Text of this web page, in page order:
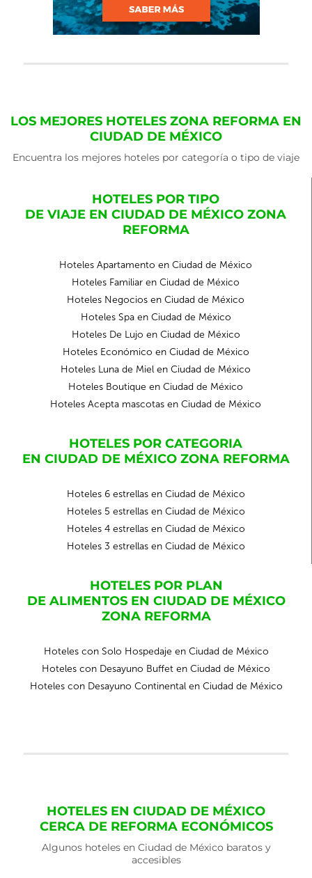
LOS MEJORES HOTELES ZONA REFORMA EN
CIUDAD DE MÉXICO
Encuentra los mejores hoteles por categoría o tipo de viaje
HOTELES POR TIPO
DE VIAJE EN CIUDAD DE MÉXICO ZONA
REFORMA
Hoteles Apartamento en Ciudad de México
Hoteles Familiar en Ciudad de México
Hoteles Negocios en Ciudad de México
Hoteles Spa en Ciudad de México
Hoteles De Lujo en Ciudad de México
Hoteles Económico en Ciudad de México
Hoteles Luna de Miel en Ciudad de México
Hoteles Boutique en Ciudad de México
Hoteles Acepta mascotas en Ciudad de México
HOTELES POR CATEGORIA
EN CIUDAD DE MÉXICO ZONA REFORMA
Hoteles 6 estrellas en Ciudad de México
Hoteles 5 estrellas en Ciudad de México
Hoteles 4 estrellas en Ciudad de México
Hoteles 3 estrellas en Ciudad de México
HOTELES POR PLAN
DE ALIMENTOS EN CIUDAD DE MÉXICO
ZONA REFORMA
Hoteles con Solo Hospedaje en Ciudad de México
Hoteles con Desayuno Buffet en Ciudad de México
Hoteles con Desayuno Continental en Ciudad de México
HOTELES EN CIUDAD DE MÉXICO
CERCA DE REFORMA ECONÓMICOS
Algunos hoteles en Ciudad de México baratos y
accesibles